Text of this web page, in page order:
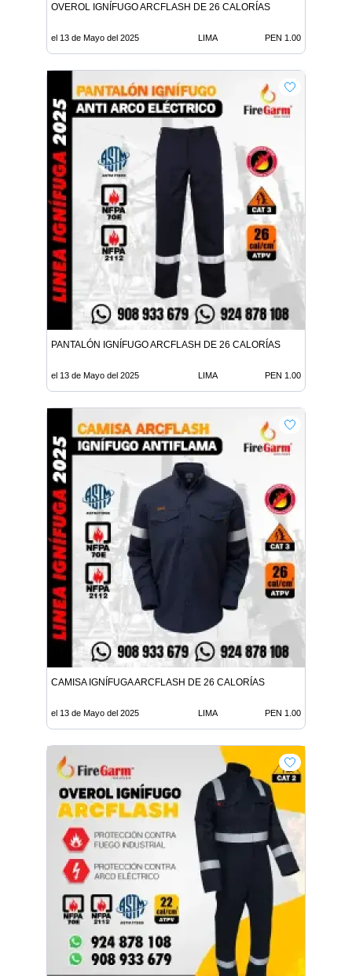
OVEROL IGNÍFUGO ARCFLASH DE 26 CALORÍAS
el 13 de Mayo del 2025 LIMA PEN 1.00
PANTALÓN IGNÍFUGO ARCFLASH DE 26 CALORÍAS
el 13 de Mayo del 2025 LIMA PEN 1.00
CAMISA IGNÍFUGA ARCFLASH DE 26 CALORÍAS
el 13 de Mayo del 2025 LIMA PEN 1.00